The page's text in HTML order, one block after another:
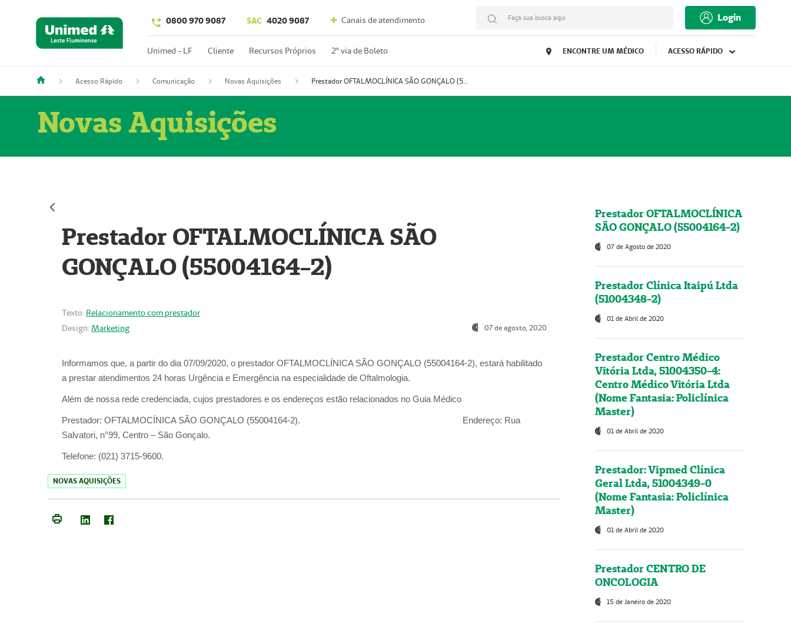
0800 970 9087 SAC 4020 9087 Canais de atendimento Faça sua busca aqui Login
Unimed - LF Cliente Recursos Próprios 2º via de Boleto ENCONTRE UM MÉDICO ACESSO RÁPIDO
Acesso Rápido Comunicação Novas Aquisições Prestador OFTALMOCLÍNICA SÃO GONÇALO (55004164-2)
Novas Aquisições
Prestador OFTALMOCLÍNICA SÃO
GONÇALO (55004164-2)
Texto: Relacionamento com prestador
Design: Marketing 07 de agosto, 2020
Informamos que, a partir do dia 07/09/2020, o prestador OFTALMOCLÍNICA SÃO GONÇALO (55004164-2), estará habilitado
a prestar atendimentos 24 horas Urgência e Emergência na especialidade de Oftalmologia.
Além de nossa rede credenciada, cujos prestadores e os endereços estão relacionados no Guia Médico
Prestador: OFTALMOCÍNICA SÃO GONÇALO (55004164-2). Endereço: Rua
Salvatori, n°99, Centro – São Gonçalo.
Telefone: (021) 3715-9600.
NOVAS AQUISIÇÕES
Prestador OFTALMOCLÍNICA
SÃO GONÇALO (55004164-2)
07 de Agosto de 2020
Prestador Clínica Itaipú Ltda
(51004348-2)
01 de Abril de 2020
Prestador Centro Médico
Vitória Ltda, 51004350-4:
Centro Médico Vitória Ltda
(Nome Fantasia: Policlínica
Master)
01 de Abril de 2020
Prestador: Vipmed Clínica
Geral Ltda, 51004349-0
(Nome Fantasia: Policlínica
Master)
01 de Abril de 2020
Prestador CENTRO DE
ONCOLOGIA
15 de Janeiro de 2020